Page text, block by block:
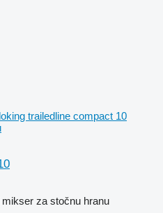
trailedline compact 10
za stočnu hranu